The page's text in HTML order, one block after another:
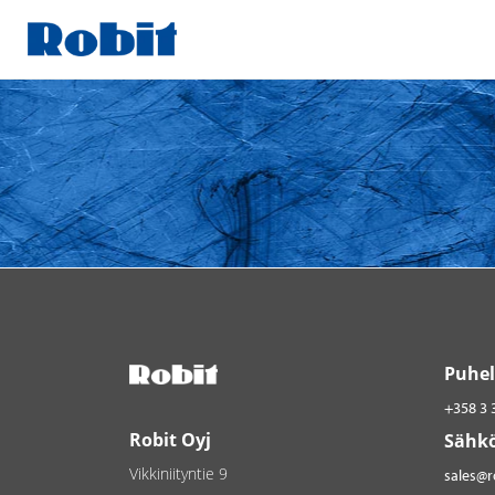
Skip
to
content
Robit Oyj
Vikkiniityntie 9
+358 3